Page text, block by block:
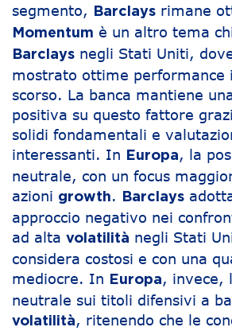
segmento,
Barclays rimane
Momentum è un altro tema
Barclays negli Stati Uniti,
mostrato ottime performance
scorso. La banca mantiene
positiva su questo fattore
solidi fondamentali e
interessanti. In
Europa, la
neutrale, con un focus
azioni growth. Barclays
approccio negativo nei
ad alta volatilità negli Stati
considera costosi e con una
mediocre. In
Europa, invece,
neutrale sui titoli difensivi a
volatilità, ritenendo che le